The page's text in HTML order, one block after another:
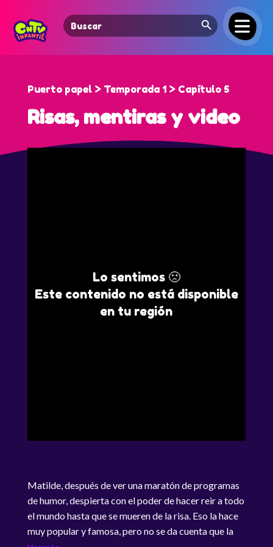
Search
for:
Search Button
Puerto papel > Temporada 1 > Capítulo 5
Risas, mentiras y video
Lo sentimos 🙁
Este contenido no está disponible
en tu región
Matilde, después de ver una maratón de programas
de humor, despierta con el poder de hacer reir a todo
el mundo hasta que se mueren de la risa. Eso la hace
muy popular y famosa, pero no se da cuenta que la